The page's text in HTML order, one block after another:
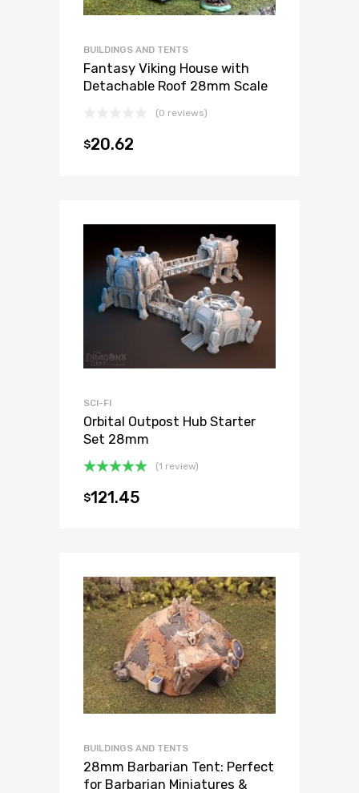
BUILDINGS AND TENTS
Fantasy Viking House with
Detachable Roof 28mm Scale
(0 reviews)
$20.62
SCI-FI
Orbital Outpost Hub Starter
Set 28mm
5.00na 5
(1 review)
$121.45
BUILDINGS AND TENTS
28mm Barbarian Tent: Perfect
for Barbarian Miniatures &